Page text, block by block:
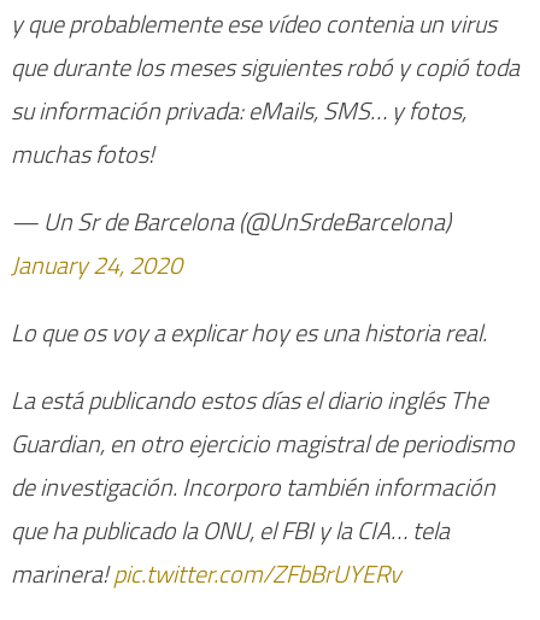
y que probablemente ese vídeo contenia un virus
que durante los meses siguientes robó y copió toda
su información privada: eMails, SMS… y fotos,
muchas fotos!
— Un Sr de Barcelona (@UnSrdeBarcelona)
January 24, 2020
Lo que os voy a explicar hoy es una historia real.
La está publicando estos días el diario inglés The
Guardian, en otro ejercicio magistral de periodismo
de investigación. Incorporo también información
que ha publicado la ONU, el FBI y la CIA… tela
marinera!pic.twitter.com/ZFbBrUYERv